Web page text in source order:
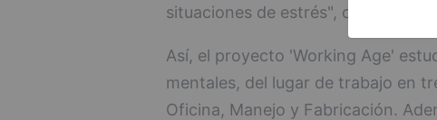
situaciones de estrés", concretó.
Así, el proyecto 'Working Age'
mentales, del lugar de trabajo en
Oficina, Manejo y Fabricación.